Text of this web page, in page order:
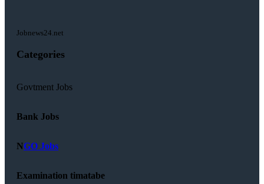
Jobnews24.net
Categories
Govtment Jobs
Bank Jobs
NGO Jobs
Examination timatabe